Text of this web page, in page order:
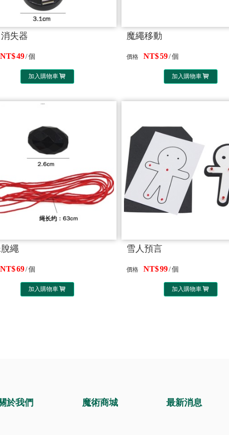
失器
49 個
加入購物車
魔繩移動
價格 59 個
加入購物車
繩
69 個
加入購物車
雪人預言
價格 99 個
加入購物車
於我們 魔術商城 最新消息